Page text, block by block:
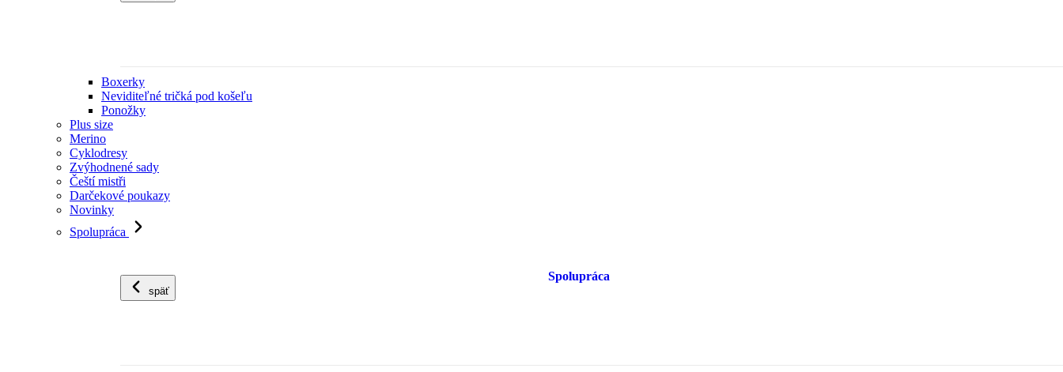
Boxerky
Neviditeľné tričká pod košeľu
Ponožky
Plus size
Merino
Cyklodresy
Zvýhodnené sady
Čeští mistři
Darčekové poukazy
Novinky
Spolupráca
späť
Spolupráca